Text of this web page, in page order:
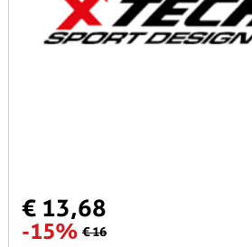
€ 13,68
-15% € 16